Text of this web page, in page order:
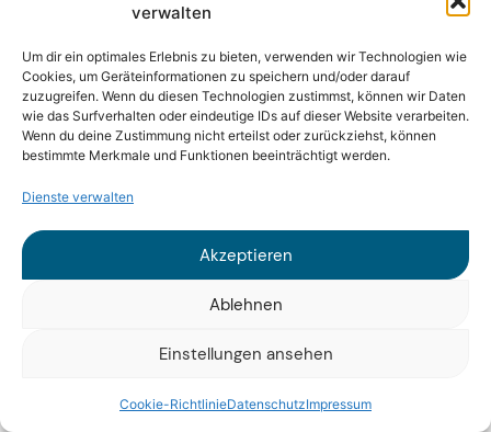
verwalten
Um dir ein optimales Erlebnis zu bieten, verwenden wir Technologien wie
Cookies, um Geräteinformationen zu speichern und/oder darauf
zuzugreifen. Wenn du diesen Technologien zustimmst, können wir Daten
wie das Surfverhalten oder eindeutige IDs auf dieser Website verarbeiten.
Wenn du deine Zustimmung nicht erteilst oder zurückziehst, können
bestimmte Merkmale und Funktionen beeinträchtigt werden.
Dienste verwalten
Akzeptieren
Ablehnen
Einstellungen ansehen
Cookie-RichtlinieDatenschutzImpressum
Sitemap
Impressum
Datenschutz
© 2025 Fraunhofer ISI